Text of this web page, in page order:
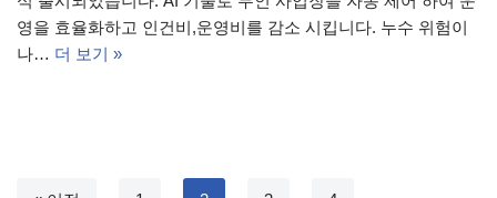
영을 효율화하고 인건비,운영비를 감소 시킵니다. 누수 위험이
나… 더 보기 »